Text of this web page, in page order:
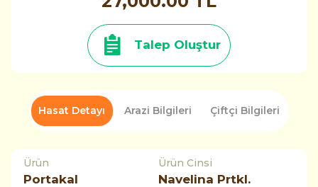
Talep Oluştur
Hasat Detayı Arazi Bilgileri Çiftçi Bilgileri
Ürün
Portakal
Ürün Cinsi
Navelina Prtkl.